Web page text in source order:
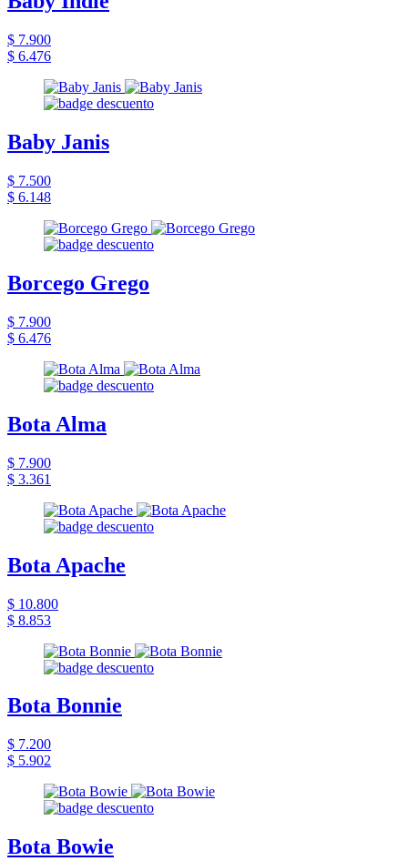
$ 7.900
$ 6.476
Baby Janis
$ 7.500
$ 6.148
Borcego Grego
$ 7.900
$ 6.476
Bota Alma
$ 7.900
$ 3.361
Bota Apache
$ 10.800
$ 8.853
Bota Bonnie
$ 7.200
$ 5.902
Bota Bowie